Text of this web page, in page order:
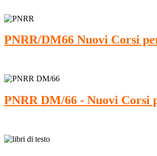
PNRR/DM66 Nuovi Corsi
PNRR DM/66 - Nuovi Corsi